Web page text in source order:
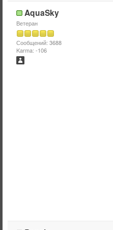
AquaSky
Ветеран
Сообщений: 3688
Karma: -106